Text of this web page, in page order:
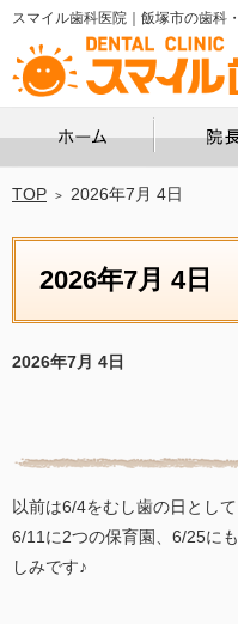
2026年7月 4日
スマイル歯科医院｜飯塚市の歯科
2026年7月 4日
以前は6/4をむし歯の日とし
6/11に2つの保育園、6/25に
しみです♪
ホーム
TOP 2026年7月 4日